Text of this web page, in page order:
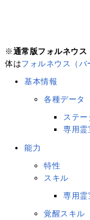
※ 通常版フォルネウス
体はフォルネウス（バ
基本情報
各種データ
ステー
専用霊
能力
特性
スキル
専用霊
覚醒スキル